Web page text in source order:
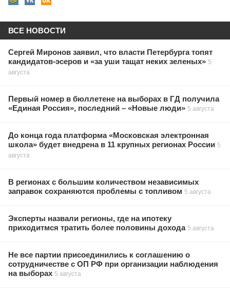
ВСЕ НОВОСТИ
Сергей Миронов заявил, что власти Петербурга топят
кандидатов-эсеров и «за уши тащат неких зеленых» 5
августа
Первый номер в бюллетене на выборах в ГД получила
«Единая Россия», последний – «Новые люди» 5 августа
До конца года платформа «Московская электронная
школа» будет внедрена в 11 крупных регионах России 5
августа
В регионах с большим количеством независимых
заправок сохраняются проблемы с топливом 5 августа
Эксперты назвали регионы, где на ипотеку
приходитмся тратить более половины дохода 5 августа
Не все партии присоединились к соглашению о
сотрудничестве с ОП РФ при организации наблюдения
на выборах 5 августа